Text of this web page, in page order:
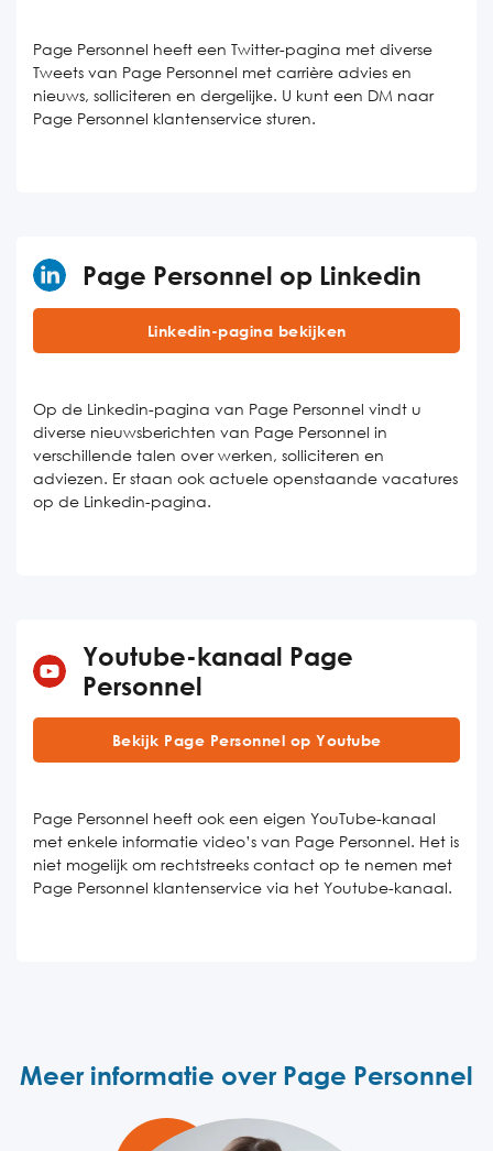
Page Personnel heeft een Twitter-pagina met diverse
Tweets van Page Personnel met carrière advies en
nieuws, solliciteren en dergelijke. U kunt een DM naar
Page Personnel klantenservice sturen.
Page Personnel op Linkedin
Linkedin-pagina bekijken
Op de Linkedin-pagina van Page Personnel vindt u
diverse nieuwsberichten van Page Personnel in
verschillende talen over werken, solliciteren en
adviezen. Er staan ook actuele openstaande vacatures
op de Linkedin-pagina.
Youtube-kanaal Page
Personnel
Bekijk Page Personnel op Youtube
Page Personnel heeft ook een eigen YouTube-kanaal
met enkele informatie video’s van Page Personnel. Het is
niet mogelijk om rechtstreeks contact op te nemen met
Page Personnel klantenservice via het Youtube-kanaal.
Meer informatie over Page Personnel